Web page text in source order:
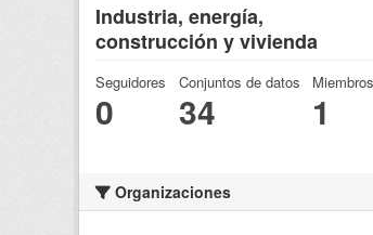
Industria, energía,
construcción y vivienda
Seguidores
0
Conjuntos de datos
34
Miembros
1
Organizaciones